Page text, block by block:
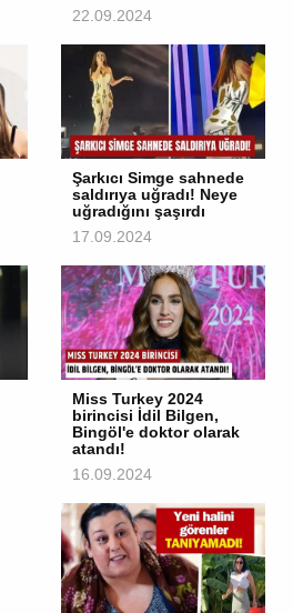
22.09.2024
Şarkıcı Simge sahnede
saldırıya uğradı! Neye
uğradığını şaşırdı
17.09.2024
Miss Turkey 2024
birincisi İdil Bilgen,
Bingöl'e doktor olarak
atandı!
16.09.2024